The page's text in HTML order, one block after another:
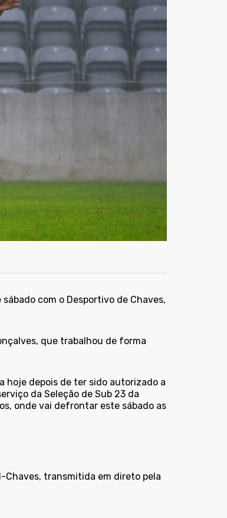
com o Desportivo de Chaves,
que trabalhou de forma
hoje depois de ter sido autorizado a
da Seleção de Sub 23 da
onde vai defrontar este sábado as
Chaves, transmitida em direto pela